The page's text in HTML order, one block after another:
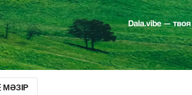
МӘЗІР